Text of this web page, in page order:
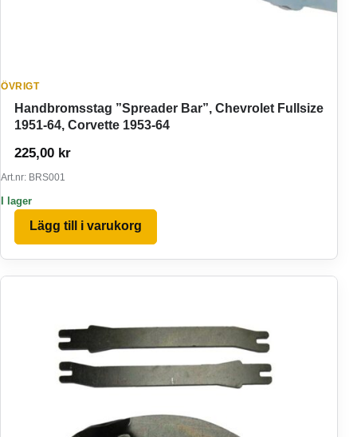
ÖVRIGT
Handbromsstag ”Spreader Bar”, Chevrolet Fullsize
1951-64, Corvette 1953-64
225,00 kr
Art.nr: BRS001
I lager
Lägg till i varukorg